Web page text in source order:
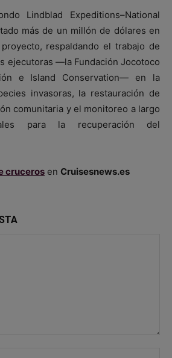
Lindblad Expeditions–National
más de un millón de dólares en
respaldando el trabajo de
ejecutoras —la Fundación Jocotoco
e Island Conservation— en la
invasoras, la restauración de
comunitaria y el monitoreo a largo
para la recuperación del
cruceros en Cruisesnews.es